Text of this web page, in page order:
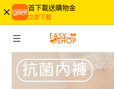
首下載送購物金
立即下載